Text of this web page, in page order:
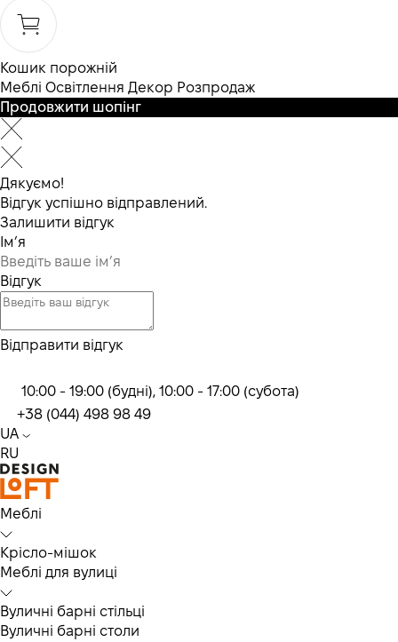
Кошик порожній
Меблі Освітлення Декор Розпродаж
Продовжити шопінг
Дякуємо!
Відгук успішно відправлений.
Залишити відгук
Ім’я
Відгук
Відправити відгук
10:00 - 19:00 (будні), 10:00 - 17:00 (субота)
+38 (044) 498 98 49
UA
RU
Меблі
Крісло-мішок
Меблі для вулиці
Вуличні барні стільці
Вуличні барні столи